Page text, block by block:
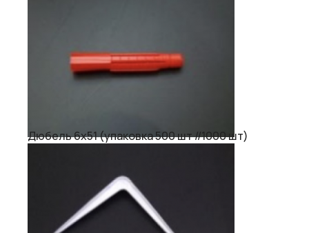
Дюбель 6х51 (упаковка 500 шт //1000 шт)